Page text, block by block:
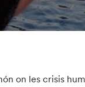
on les crisis